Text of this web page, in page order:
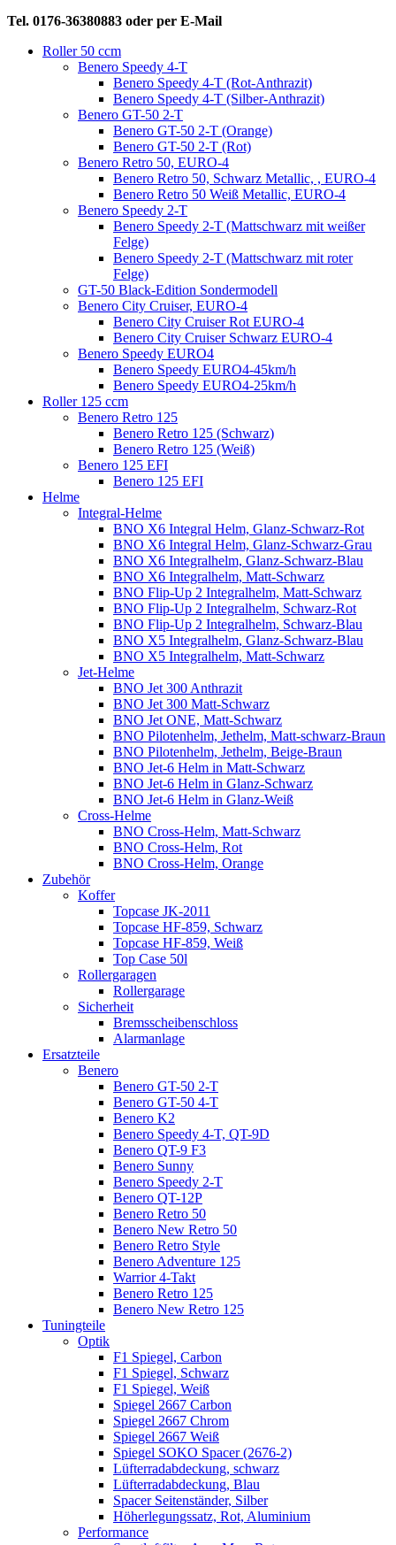
Tel. 0176-36380883 oder per E-Mail
Roller 50 ccm
Benero Speedy 4-T
Benero Speedy 4-T (Rot-Anthrazit)
Benero Speedy 4-T (Silber-Anthrazit)
Benero GT-50 2-T
Benero GT-50 2-T (Orange)
Benero GT-50 2-T (Rot)
Benero Retro 50, EURO-4
Benero Retro 50, Schwarz Metallic, , EURO-4
Benero Retro 50 Weiß Metallic, EURO-4
Benero Speedy 2-T
Benero Speedy 2-T (Mattschwarz mit weißer
Felge)
Benero Speedy 2-T (Mattschwarz mit roter
Felge)
GT-50 Black-Edition Sondermodell
Benero City Cruiser, EURO-4
Benero City Cruiser Rot EURO-4
Benero City Cruiser Schwarz EURO-4
Benero Speedy EURO4
Benero Speedy EURO4-45km/h
Benero Speedy EURO4-25km/h
Roller 125 ccm
Benero Retro 125
Benero Retro 125 (Schwarz)
Benero Retro 125 (Weiß)
Benero 125 EFI
Benero 125 EFI
Helme
Integral-Helme
BNO X6 Integral Helm, Glanz-Schwarz-Rot
BNO X6 Integral Helm, Glanz-Schwarz-Grau
BNO X6 Integralhelm, Glanz-Schwarz-Blau
BNO X6 Integralhelm, Matt-Schwarz
BNO Flip-Up 2 Integralhelm, Matt-Schwarz
BNO Flip-Up 2 Integralhelm, Schwarz-Rot
BNO Flip-Up 2 Integralhelm, Schwarz-Blau
BNO X5 Integralhelm, Glanz-Schwarz-Blau
BNO X5 Integralhelm, Matt-Schwarz
Jet-Helme
BNO Jet 300 Anthrazit
BNO Jet 300 Matt-Schwarz
BNO Jet ONE, Matt-Schwarz
BNO Pilotenhelm, Jethelm, Matt-schwarz-Braun
BNO Pilotenhelm, Jethelm, Beige-Braun
BNO Jet-6 Helm in Matt-Schwarz
BNO Jet-6 Helm in Glanz-Schwarz
BNO Jet-6 Helm in Glanz-Weiß
Cross-Helme
BNO Cross-Helm, Matt-Schwarz
BNO Cross-Helm, Rot
BNO Cross-Helm, Orange
Zubehör
Koffer
Topcase JK-2011
Topcase HF-859, Schwarz
Topcase HF-859, Weiß
Top Case 50l
Rollergaragen
Rollergarage
Sicherheit
Bremsscheibenschloss
Alarmanlage
Ersatzteile
Benero
Benero GT-50 2-T
Benero GT-50 4-T
Benero K2
Benero Speedy 4-T, QT-9D
Benero QT-9 F3
Benero Sunny
Benero Speedy 2-T
Benero QT-12P
Benero Retro 50
Benero New Retro 50
Benero Retro Style
Benero Adventure 125
Warrior 4-Takt
Benero Retro 125
Benero New Retro 125
Tuningteile
Optik
F1 Spiegel, Carbon
F1 Spiegel, Schwarz
F1 Spiegel, Weiß
Spiegel 2667 Carbon
Spiegel 2667 Chrom
Spiegel 2667 Weiß
Spiegel SOKO Spacer (2676-2)
Lüfterradabdeckung, schwarz
Lüfterradabdeckung, Blau
Spacer Seitenständer, Silber
Höherlegungssatz, Rot, Aluminium
Performance